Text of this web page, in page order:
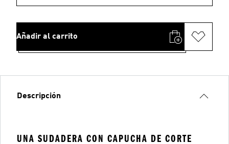
Añadir al carrito
Descripción
UNA SUDADERA CON CAPUCHA DE CORTE